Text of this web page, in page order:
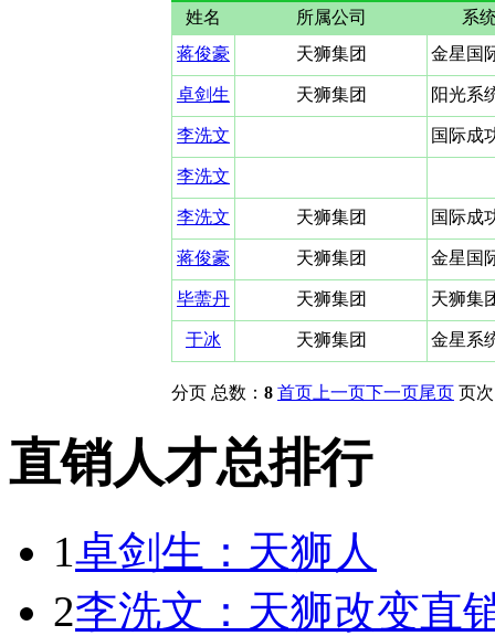
姓名
所属公司
系
蒋俊豪
天狮集团 金星国
卓剑生 天狮集团 阳光系
李洗文 国际成
李洗文
李洗文 天狮集团 国际成
蒋俊豪 天狮集团 金星国
毕薷丹 天狮集团 天狮集
于冰 天狮集团 金星系
分页 总数： 8 首页 上一页下一页尾页 页
直销人才总排行
1卓剑生：天狮人
2李洗文：天狮改变直